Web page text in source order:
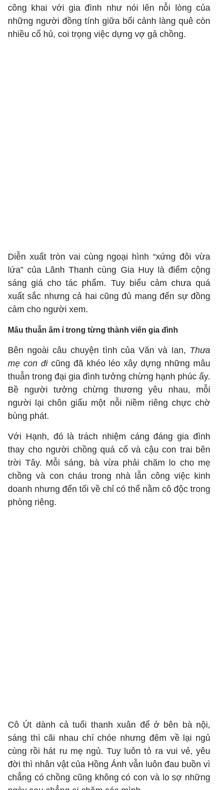
công khai với gia đình như nói lên nỗi lòng của
những người đồng tính giữa bối cảnh làng quê còn
nhiều cổ hủ, coi trọng việc dựng vợ gả chồng.
Diễn xuất tròn vai cùng ngoại hình “xứng đôi vừa
lứa” của Lãnh Thanh cùng Gia Huy là điểm cộng
sáng giá cho tác phẩm. Tuy biểu cảm chưa quá
xuất sắc nhưng cả hai cũng đủ mang đến sự đồng
cảm cho người xem.
Mâu thuẫn âm ỉ trong từng thành viên gia đình
Bên ngoài câu chuyện tình của Văn và Ian, Thưa
mẹ con đicũng đã khéo léo xây dựng những mâu
thuẫn trong đại gia đình tưởng chừng hạnh phúc ấy.
Bề người tưởng chừng thương yêu nhau, mỗi
người lại chôn giấu một nỗi niềm riêng chực chờ
bùng phát.
Với Hạnh, đó là trách nhiệm cáng đáng gia đình
thay cho người chồng quá cố và cậu con trai bên
trời Tây. Mỗi sáng, bà vừa phải chăm lo cho mẹ
chồng và con cháu trong nhà lẫn công việc kinh
doanh nhưng đến tối về chỉ có thể nằm cô độc trong
phòng riêng.
Cô Út dành cả tuổi thanh xuân để ở bên bà nội,
sáng thì cãi nhau chí chóe nhưng đêm về lại ngủ
cùng rồi hát ru mẹ ngủ. Tuy luôn tỏ ra vui vẻ, yêu
đời thì nhân vật của Hồng Ánh vẫn luôn đau buồn vì
chẳng có chồng cũng không có con và lo sợ những